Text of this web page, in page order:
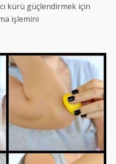
kürü güçlendirmek için
işlemini